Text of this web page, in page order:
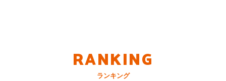
RANKING
ランキング